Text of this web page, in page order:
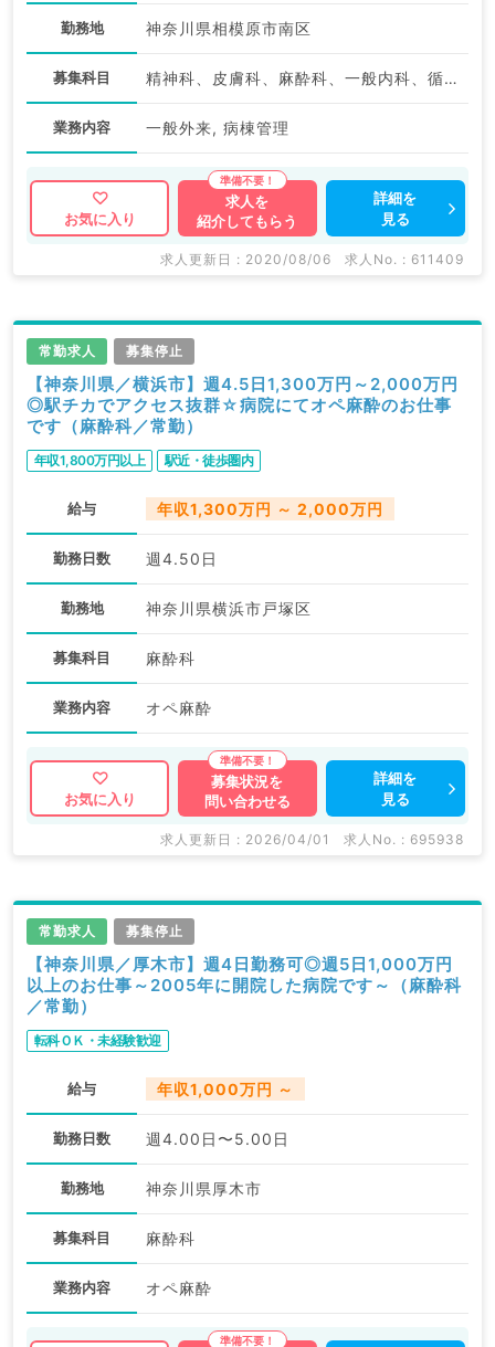
勤務地 神奈川県相模原市南区
募集科目 精神科、皮膚科、麻酔科、一般内科、循環器内科、呼吸器内科、消化器内科、内分泌・代謝内科、腎臓内科、老年内科、外科系全般、一般外科
業務内容 一般外来, 病棟管理
お気に入り
求人を
紹介してもらう
詳細を
見る
求人更新日 : 2020/08/06 求人No. : 611409
常勤求人 募集停止
【神奈川県／横浜市】週4.5日1,300万円～2,000万円
◎駅チカでアクセス抜群☆病院にてオペ麻酔のお仕事
です（麻酔科／常勤）
年収1,800万円以上 駅近・徒歩圏内
給与 年収1,300万円 ～ 2,000万円
勤務日数 週4.50日
勤務地 神奈川県横浜市戸塚区
募集科目 麻酔科
業務内容 オペ麻酔
お気に入り
募集状況を
問い合わせる
詳細を
見る
求人更新日 : 2026/04/01 求人No. : 695938
常勤求人 募集停止
【神奈川県／厚木市】週4日勤務可◎週5日1,000万円
以上のお仕事～2005年に開院した病院です～（麻酔科
／常勤）
転科ＯＫ・未経験歓迎
給与 年収1,000万円 ～
勤務日数 週4.00日〜5.00日
勤務地 神奈川県厚木市
募集科目 麻酔科
業務内容 オペ麻酔